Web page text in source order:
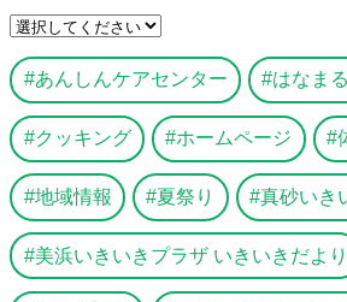
あんしんケアセンター はなま
クッキング ホームページ
地域情報 夏祭り 真砂いき
美浜いきいきプラザ いきいきだより